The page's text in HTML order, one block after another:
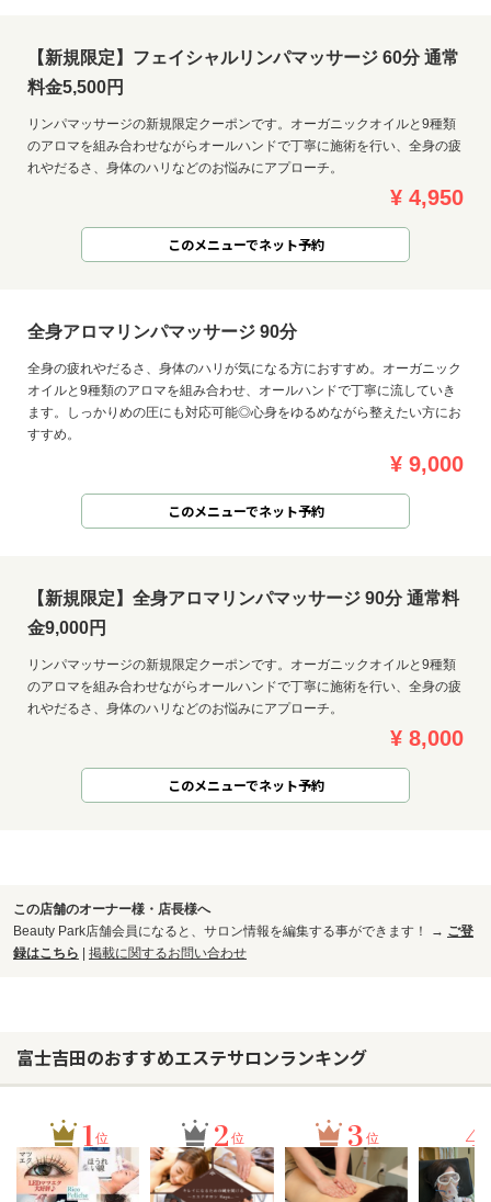
【新規限定】フェイシャルリンパマッサージ 60分 通常
料金5,500円
リンパマッサージの新規限定クーポンです。オーガニックオイルと9種類
のアロマを組み合わせながらオールハンドで丁寧に施術を行い、全身の疲
れやだるさ、身体のハリなどのお悩みにアプローチ。
¥ 4,950
このメニューでネット予約
全身アロマリンパマッサージ 90分
全身の疲れやだるさ、身体のハリが気になる方におすすめ。オーガニック
オイルと9種類のアロマを組み合わせ、オールハンドで丁寧に流していき
ます。しっかりめの圧にも対応可能◎心身をゆるめながら整えたい方にお
すすめ。
¥ 9,000
このメニューでネット予約
【新規限定】全身アロマリンパマッサージ 90分 通常料
金9,000円
リンパマッサージの新規限定クーポンです。オーガニックオイルと9種類
のアロマを組み合わせながらオールハンドで丁寧に施術を行い、全身の疲
れやだるさ、身体のハリなどのお悩みにアプローチ。
¥ 8,000
このメニューでネット予約
この店舗のオーナー様・店長様へ
Beauty Park店舗会員になると、サロン情報を編集する事ができます！ → ご登
録はこちら | 掲載に関するお問い合わせ
富士吉田のおすすめエステサロンランキング
1位 2 位 3 位 4